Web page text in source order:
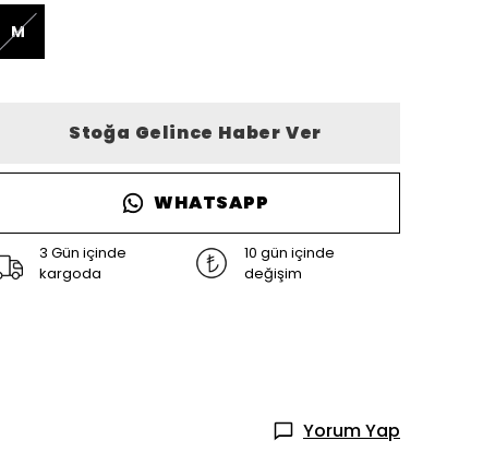
M
Stoğa Gelince Haber Ver
WHATSAPP
3 Gün içinde
kargoda
10 gün içinde
değişim
Yorum Yap